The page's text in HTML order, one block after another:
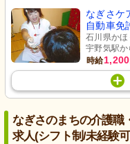
なぎさケ
自動車免
石川県かほ
宇野気駅
時給1,200
なぎさのまちの介護職
求人(シフト制/未経験